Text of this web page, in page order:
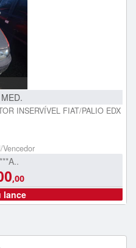
INSERVÍVEL FIAT/PALIO EDX
,00
lance